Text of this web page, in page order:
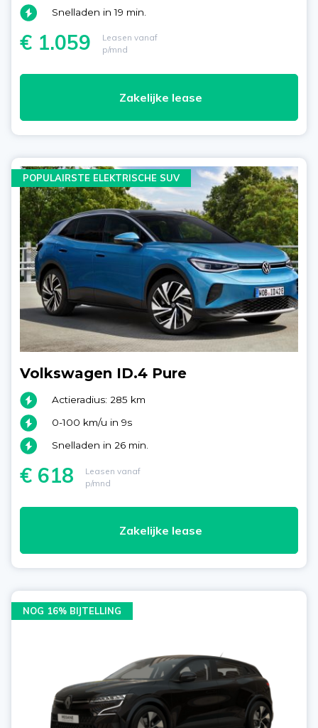
Snelladen in 19 min.
€ 1.059
Leasen vanaf
p/mnd
Zakelijke lease
POPULAIRSTE ELEKTRISCHE SUV
Volkswagen ID.4 Pure
Actieradius: 285 km
0-100 km/u in 9s
Snelladen in 26 min.
€ 618
Leasen vanaf
p/mnd
Zakelijke lease
NOG 16% BIJTELLING